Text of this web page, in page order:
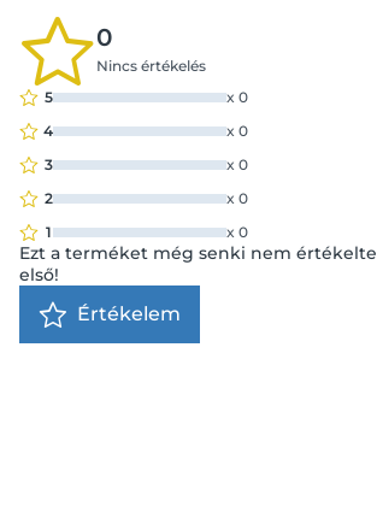
0
Nincs értékelés
5
x 0
4
x 0
3
x 0
2
x 0
1
x 0
Ezt a terméket még senki nem
első!
Értékelem